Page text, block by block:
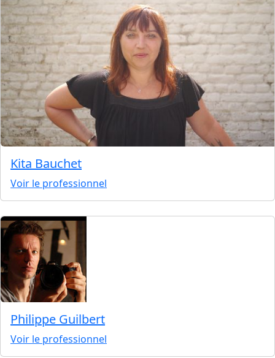
Kita Bauchet
Voir le professionnel
Philippe Guilbert
Voir le professionnel